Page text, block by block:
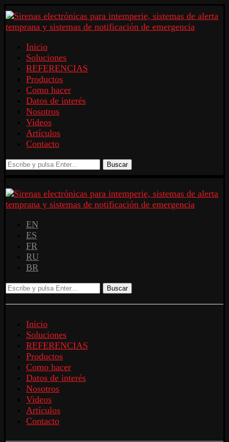
Inicio
Soluciones
REFERENCIAS
Productos
Como hacer
Datos de interés
Nosotros
Videos
Artículos
Contacto
Buscar
EN
ES
FR
RU
BR
Buscar
Inicio
Soluciones
REFERENCIAS
Productos
Como hacer
Datos de interés
Nosotros
Videos
Artículos
Contacto